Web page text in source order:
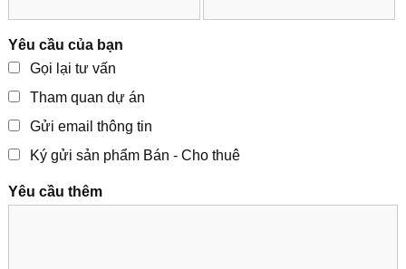
Yêu cầu của bạn
Gọi lại tư vấn
Tham quan dự án
Gửi email thông tin
Ký gửi sản phẩm Bán - Cho thuê
Yêu cầu thêm